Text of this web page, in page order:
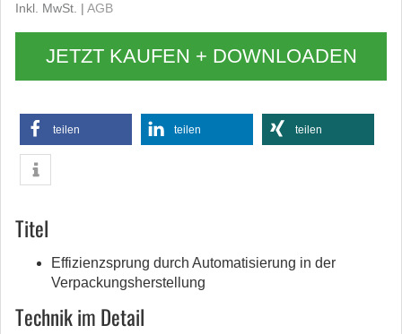
Inkl. MwSt. | AGB
JETZT KAUFEN + DOWNLOADEN
teilen teilen teilen
Titel
Effizienzsprung durch Automatisierung in der
Verpackungsherstellung
Technik im Detail